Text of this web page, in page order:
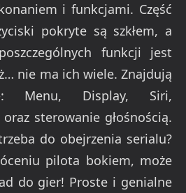
i funkcjami. Część
pokryte są szkłem, a
funkcji jest
nie ma ich wiele. Znajdują
Menu, Display, Siri,
sterowanie głośnością.
do obejrzenia serialu?
pilota bokiem, może
do gier! Proste i genialne